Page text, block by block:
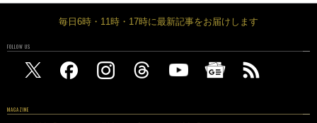
毎日6時・11時・17時に最新記事をお届けします
FOLLOW US
MAGAZINE